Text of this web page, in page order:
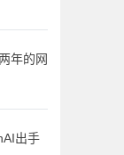
年的网
出手